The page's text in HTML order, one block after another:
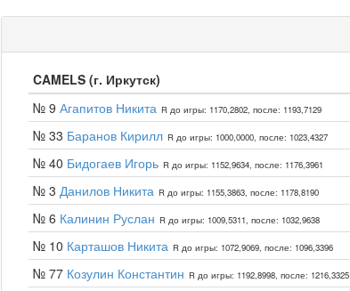
CAMELS (г. Иркутск)
№ 9 Агапитов Никита R до игры: 1170,2802, после: 1193,7129
№ 33 Баранов Кирилл R до игры: 1000,0000, после: 1023,4327
№ 40 Бидогаев Игорь R до игры: 1152,9634, после: 1176,3961
№ 3 Данилов Никита R до игры: 1155,3863, после: 1178,8190
№ 6 Калинин Руслан R до игры: 1009,5311, после: 1032,9638
№ 10 Карташов Никита R до игры: 1072,9069, после: 1096,3396
№ 77 Козулин Константин R до игры: 1192,8998, после: 1216,3325